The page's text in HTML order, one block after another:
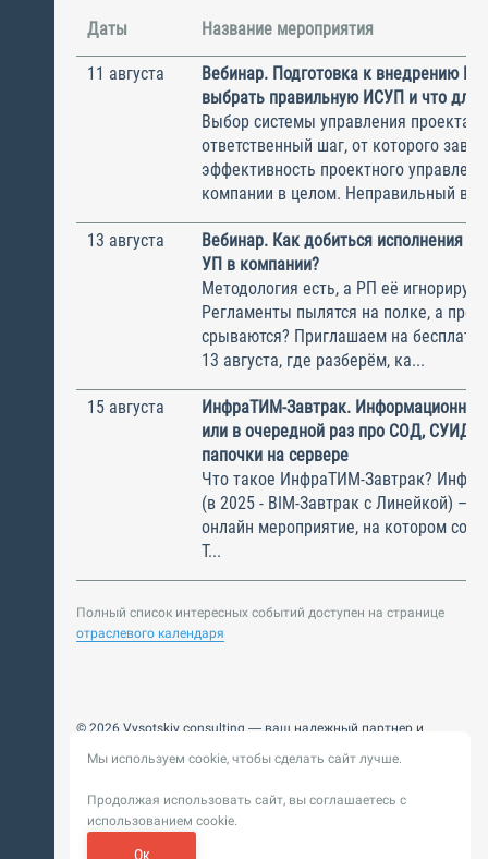
Даты Название мероприятия
11 августа
Вебинар. Подготовка к внедрению
выбрать правильную ИСУП и что для
Выбор системы управления
ответственный шаг, от которого
эффективность проектного
компании в целом. Неправильный
13 августа
Вебинар. Как добиться исполнения
УП в компании?
Методология есть, а РП её
Регламенты пылятся на полке, а
срываются? Приглашаем на
13 августа, где разберём, ка...
15 августа
ИнфраТИМ-Завтрак.
или в очередной раз про СОД, СУИД и
папочки на сервере
Что такое ИнфраТИМ-Завтрак?
(в 2025 - BIM-Завтрак с Линейкой) –
онлайн мероприятие, на котором
Т...
Полный список интересных событий доступен на странице
отраслевого календаря
© 2026 Vysotskiy consulting — ваш надежный партнер и
Цифровизация, BIM, ИИ. Внедряем и оптимизируем
Пользовательское
соглашение
Политика обработки персональных
данных
Мы используем cookie, чтобы сделать сайт лучше.
Продолжая использовать сайт, вы соглашаетесь с
использованием cookie.
Ок